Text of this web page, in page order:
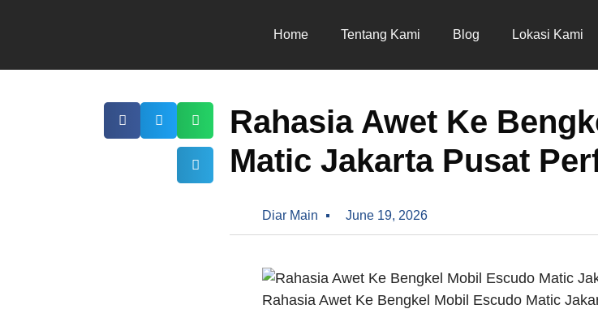
Home Tentang Kami Blog Lokasi Kami
Rahasia Awet Ke
Matic Jakarta Pusat
Diar Main June 19, 2026
Rahasia Awet Ke Bengkel Mobil Escudo Matic